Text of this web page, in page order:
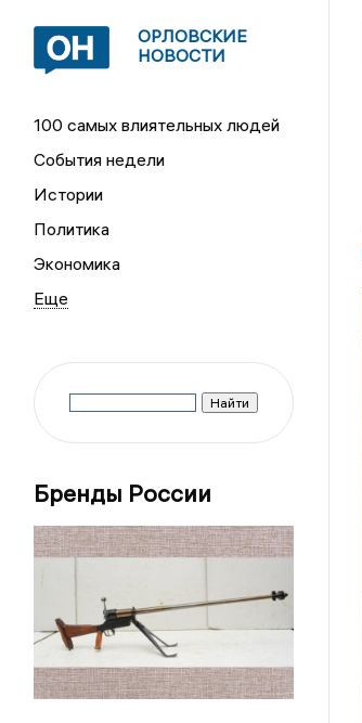
ОРЛОВСКИЕ
НОВОСТИ
100 самых влиятельных людей
События недели
Истории
Политика
Экономика
Бренды России